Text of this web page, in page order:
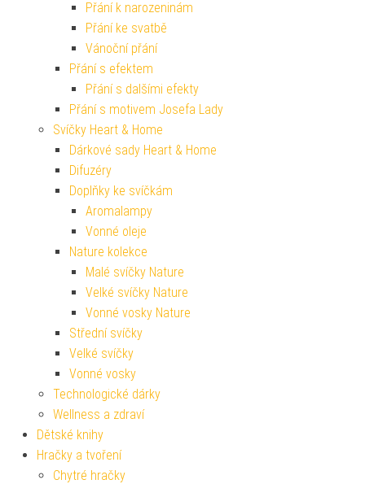
Přání k narozeninám
Přání ke svatbě
Vánoční přání
Přání s efektem
Přání s dalšími efekty
Přání s motivem Josefa Lady
Svíčky Heart & Home
Dárkové sady Heart & Home
Difuzéry
Doplňky ke svíčkám
Aromalampy
Vonné oleje
Nature kolekce
Malé svíčky Nature
Velké svíčky Nature
Vonné vosky Nature
Střední svíčky
Velké svíčky
Vonné vosky
Technologické dárky
Wellness a zdraví
Dětské knihy
Hračky a tvoření
Chytré hračky